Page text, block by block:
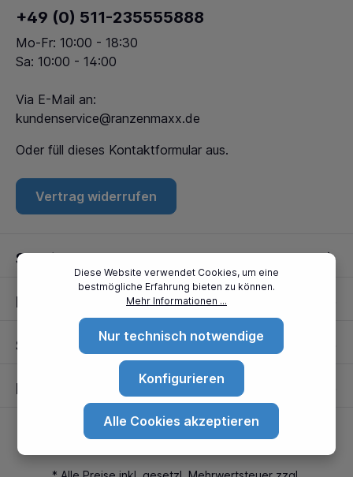
Partner
Standorte
+49 (0) 511-235555888
Mo-Fr: 10:00 - 18:30
Sa: 10:00 - 14:00
Via E-Mail an:
kundenservice@ranzenmaxx.de
Oder füll dieses Kontaktformular aus.
Vertrag widerrufen
Service
Informationen
Diese Website verwendet Cookies, um eine
bestmögliche Erfahrung bieten zu können.
Mehr Informationen ...
Nur technisch notwendige
Konfigurieren
Alle Cookies akzeptieren